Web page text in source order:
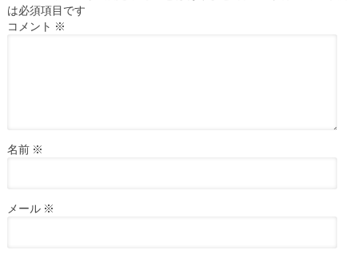
は必須項目です
コメント ※
名前 ※
メール ※